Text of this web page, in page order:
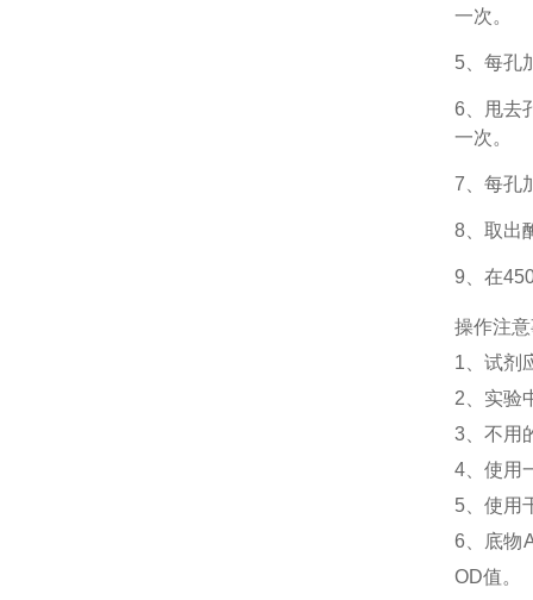
一次。
5、每孔
6、甩去
一次。
7、每孔
8、取出
9、在
操作注
1、 试剂
2、 实验
3、 不用
4、 使用
5、 使用
6、
底物
OD值。